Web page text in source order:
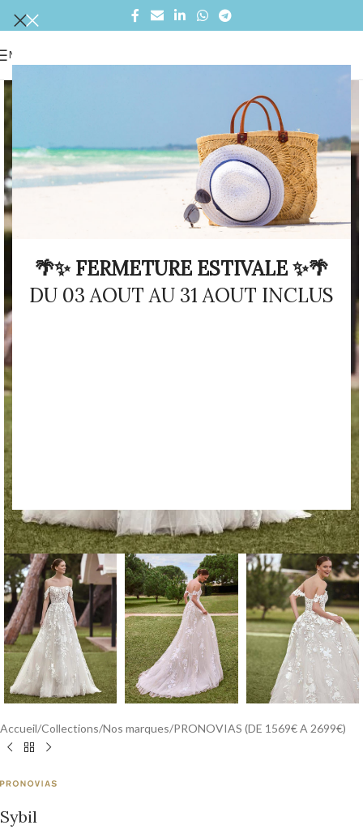
🌴✨ FERMETURE ESTIVALE ✨🌴
DU 03 AOUT AU 31 AOUT INCLUS
MENU
Accueil/Collections/Nos marques/PRONOVIAS (DE 1569€ A 2699€)
Sybil